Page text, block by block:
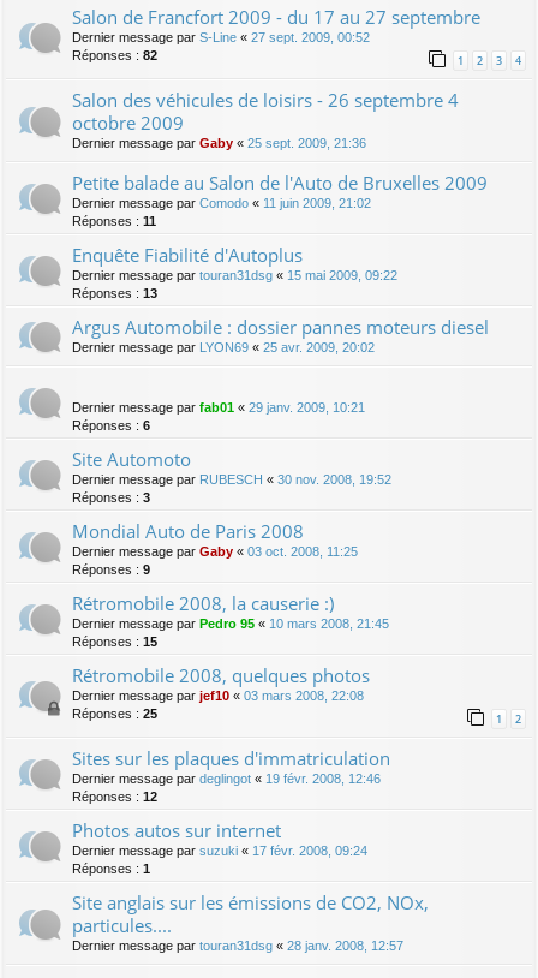
Salon de Francfort 2009 - du 17 au 27 septembre
Dernier message par S-Line « 27 sept. 2009, 00:52
Réponses : 82 1 2 3 4
Salon des véhicules de loisirs - 26 septembre 4
octobre 2009
Dernier message par Gaby « 25 sept. 2009, 21:36
Petite balade au Salon de l'Auto de Bruxelles 2009
Dernier message par Comodo « 11 juin 2009, 21:02
Réponses : 11
Enquête Fiabilité d'Autoplus
Dernier message par touran31dsg « 15 mai 2009, 09:22
Réponses : 13
Argus Automobile : dossier pannes moteurs diesel
Dernier message par LYON69 « 25 avr. 2009, 20:02
Dernier message par fab01 « 29 janv. 2009, 10:21
Réponses : 6
Site Automoto
Dernier message par RUBESCH « 30 nov. 2008, 19:52
Réponses : 3
Mondial Auto de Paris 2008
Dernier message par Gaby « 03 oct. 2008, 11:25
Réponses : 9
Rétromobile 2008, la causerie :)
Dernier message par Pedro 95 « 10 mars 2008, 21:45
Réponses : 15
Rétromobile 2008, quelques photos
Dernier message par jef10 « 03 mars 2008, 22:08
Réponses : 25 1 2
Sites sur les plaques d'immatriculation
Dernier message par deglingot « 19 févr. 2008, 12:46
Réponses : 12
Photos autos sur internet
Dernier message par suzuki « 17 févr. 2008, 09:24
Réponses : 1
Site anglais sur les émissions de CO2, NOx,
particules....
Dernier message par touran31dsg « 28 janv. 2008, 12:57